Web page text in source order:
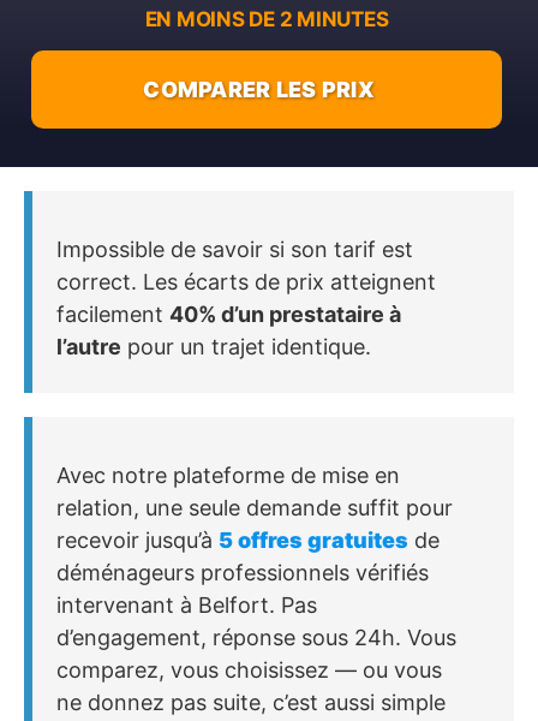
Impossible de savoir si son tarif est
correct. Les écarts de prix atteignent
facilement 40% d’un prestataire à
l’autre pour un trajet identique.
Avec notre plateforme de mise en
relation, une seule demande suffit pour
recevoir jusqu’à 5 offres gratuites de
déménageurs professionnels vérifiés
intervenant à Belfort. Pas
d’engagement, réponse sous 24h. Vous
comparez, vous choisissez — ou vous
ne donnez pas suite, c’est aussi simple
EN MOINS DE 2 MINUTES
COMPARER LES PRIX